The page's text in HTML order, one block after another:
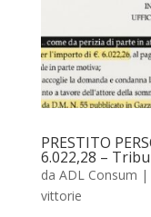
PRESTITO
6.022,28 –
da ADL Consum |
vittorie